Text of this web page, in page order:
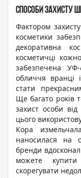
Способи захисту
Фактором
косметики
декоративна
косметичці
забезпечена
обличчя вранці
стати
Ще багато років
захист особи
цього
Кора
наносилася на
бренди
можете
скорегувати